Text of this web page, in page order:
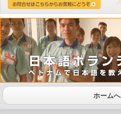
ホームへ